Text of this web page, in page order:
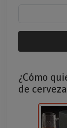
¿Cómo
de